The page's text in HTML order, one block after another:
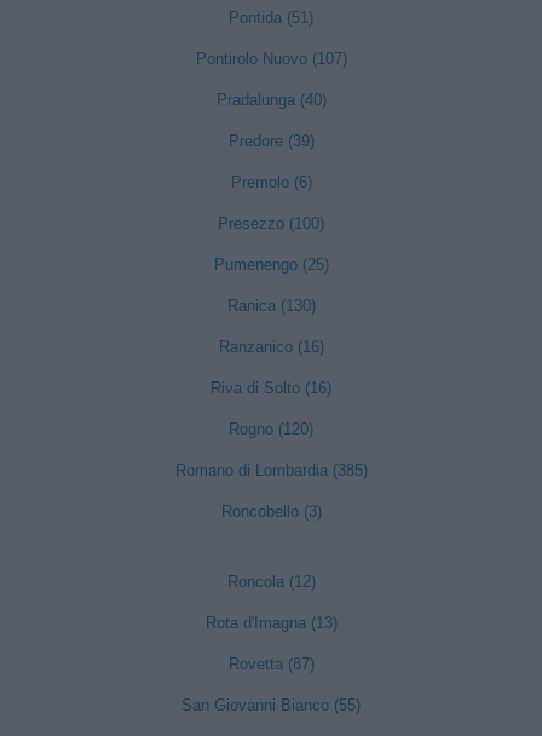
Pontida (51)
Pontirolo Nuovo (107)
Pradalunga (40)
Predore (39)
Premolo (6)
Presezzo (100)
Pumenengo (25)
Ranica (130)
Ranzanico (16)
Riva di Solto (16)
Rogno (120)
Romano di Lombardia (385)
Roncobello (3)
Roncola (12)
Rota d'Imagna (13)
Rovetta (87)
San Giovanni Bianco (55)